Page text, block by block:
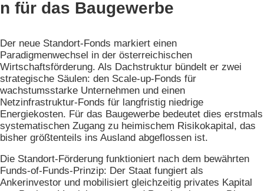
n für das Baugewerbe
Der neue Standort-Fonds markiert einen
Paradigmenwechsel in der österreichischen
Wirtschaftsförderung. Als Dachstruktur bündelt er zwei
strategische Säulen: den Scale-up-Fonds für
wachstumsstarke Unternehmen und einen
Netzinfrastruktur-Fonds für langfristig niedrige
Energiekosten. Für das Baugewerbe bedeutet dies erstmals
systematischen Zugang zu heimischem Risikokapital, das
bisher größtenteils ins Ausland abgeflossen ist.
Die Standort-Förderung funktioniert nach dem bewährten
Funds-of-Funds-Prinzip: Der Staat fungiert als
Ankerinvestor und mobilisiert gleichzeitig privates Kapital